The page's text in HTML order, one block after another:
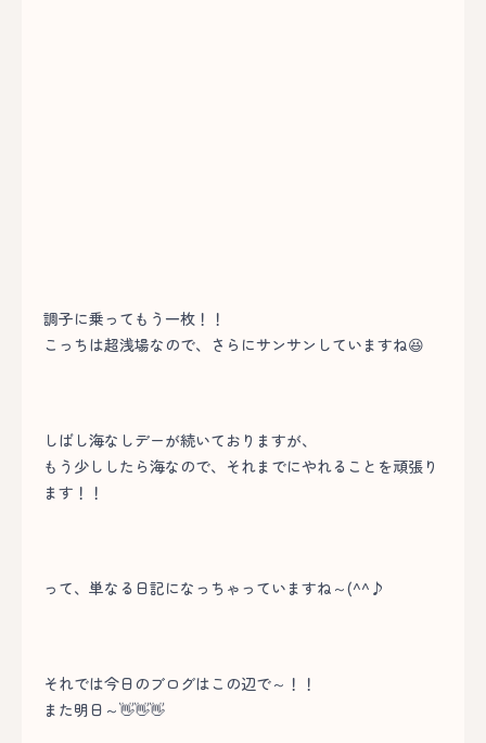
調子に乗ってもう一枚！！
こっちは超浅場なので、さらにサンサンしていますね😆
しばし海なしデーが続いておりますが、
もう少ししたら海なので、それまでにやれることを頑張り
ます！！
って、単なる日記になっちゃっていますね～(^^♪
それでは今日のブログはこの辺で～！！
また明日～👋👋👋